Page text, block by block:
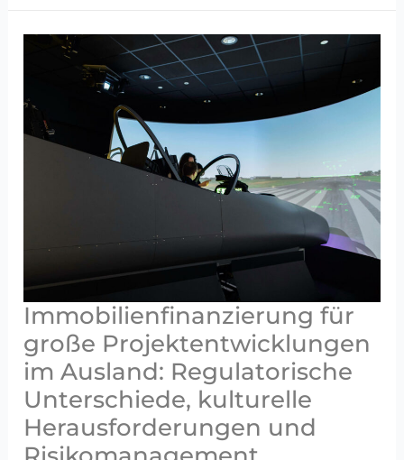
kann
leisten?
Die
Bedeutung
Immobilienfinanzierung für
große Projektentwicklungen
im Ausland: Regulatorische
Unterschiede, kulturelle
Herausforderungen und